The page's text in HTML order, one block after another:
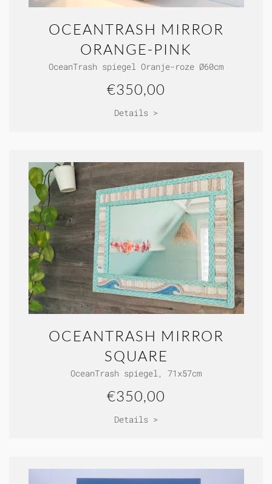
OCEANTRASH MIRROR
ORANGE-PINK
OceanTrash spiegel Oranje-roze Ø60cm
€350,00
Details >
OCEANTRASH MIRROR
SQUARE
OceanTrash spiegel, 71x57cm
€350,00
Details >